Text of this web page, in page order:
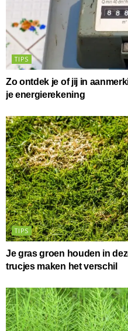
TIPS
Zo ontdek je of jij in
je energierekening
TIPS
Je gras groen houden in
trucjes maken het verschil